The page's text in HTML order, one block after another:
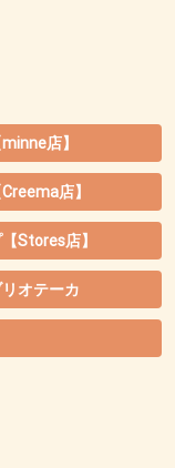
店】
店】
Stores店】
オテーカ